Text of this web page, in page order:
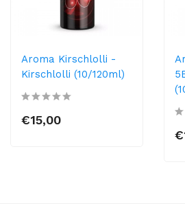
Aroma Kirschlolli -
Kirschlolli (10/120ml)
€15,00